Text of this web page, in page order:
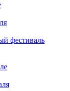
фестиваль